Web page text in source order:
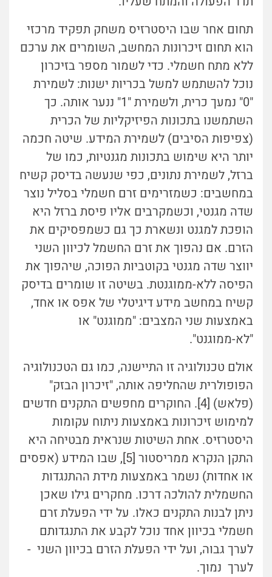
תחום אחר שבו היסטרזיס משחק תפקיד מרכזי
הוא תחום זיכרונות המחשב, השומרים את ערכם
ללא מתח חשמלי. כדי לשמור מספר בזיכרון
נוכל להשתמש למשל בכריות ישנות: לשמירת
"0" נמעך כרית, ולשמירת "1" ננער אותה. כך
השתמשנו בתכונות הפיזיקליות של הכרית
(צפיפות הסיבים) לשמירת המידע. שיטה חכמה
יותר היא שימוש בתכונות מגנטיות, כמו של
ברזל, לשמירת נתונים, כפי שנעשה בדיסק קשיח
במחשבים: כשמזרימים זרם חשמלי בסליל נוצר
שדה מגנטי, וכשמקרבים אליו פיסת ברזל היא
הופכת למגנט ונשארת כך גם כשמפסיקים את
הזרם. אם נהפוך את זרם החשמל לכיוון השני
יווצר שדה מגנטי בקוטביות הפוכה, שיהפוך את
הפיסה ללא-ממוגנטת. בשיטה זו שומרים בדיסק
קשיח במחשב מידע דיגיטלי של אפס או אחד,
באמצעות שני המצבים: "ממוגנט" או
"לא-ממוגנט".
אולם טכנולוגיה זו התיישנה, כמו גם הטכנולוגיה
הפופולרית שהחליפה אותה, "זיכרון הבזק"
(פלאש) [4]. החוקרים מחפשים התקנים חדשים
למימוש זיכרונות באמצעות ניתוח עקומות
היסטרזיס. אחת השיטות שנראית מבטיחה היא
התקן הנקרא ממריסטור [5], שבו המידע (אפסים
או אחדות) נשמר באמצעות מידת ההתנגדות
החשמלית להולכה דרכו. מחקרים גילו שאכן
ניתן לבנות התקנים כאלו. על ידי הפעלת זרם
חשמלי בכיוון אחד נוכל לקבע את התנגדותם
לערך גבוה, ועל ידי הפעלת הזרם בכיוון השני -
לערך נמוך.